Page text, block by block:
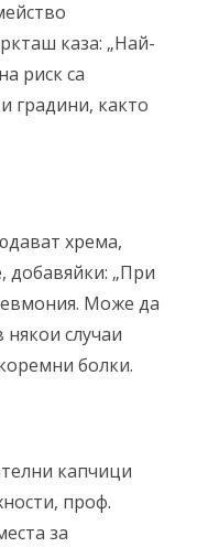
каза: „Най-
риск са
градини, както
хрема,
добавяйки: „При
Може да
случаи
болки.
капчици
проф.
за